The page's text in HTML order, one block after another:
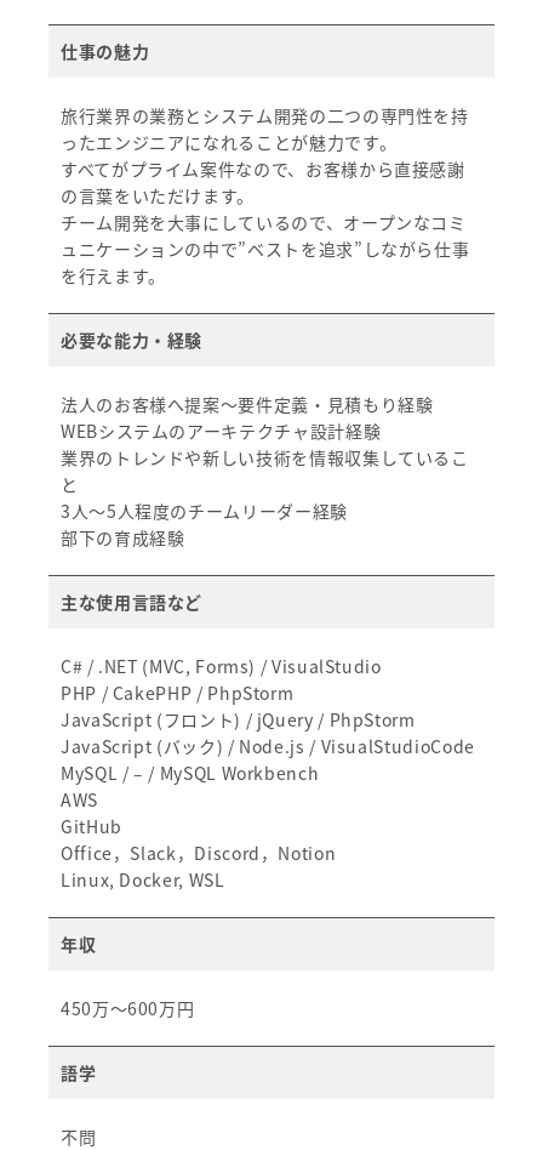
仕事の魅力
旅行業界の業務とシステム開発の二つの専門性を持
ったエンジニアになれることが魅力です。
すべてがプライム案件なので、お客様から直接感謝
の言葉をいただけます。
チーム開発を大事にしているので、オープンなコミ
ュニケーションの中で”ベストを追求”しながら仕事
を行えます。
必要な能力・経験
法人のお客様へ提案～要件定義・見積もり経験
WEBシステムのアーキテクチャ設計経験
業界のトレンドや新しい技術を情報収集しているこ
と
3人～5人程度のチームリーダー経験
部下の育成経験
主な使用言語など
C# / .NET (MVC, Forms) / VisualStudio
PHP / CakePHP / PhpStorm
JavaScript (フロント) / jQuery / PhpStorm
JavaScript (バック) / Node.js / VisualStudioCode
MySQL / – / MySQL Workbench
AWS
GitHub
Office，Slack，Discord，Notion
Linux, Docker, WSL
年収
450万～600万円
語学
不問